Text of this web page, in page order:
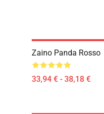
Zaino Panda Rosso
33,94 € - 38,18 €